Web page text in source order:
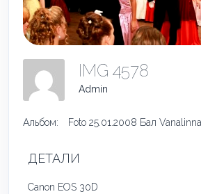
IMG 4578
Admin
Альбом: Foto 25.01.2008 Бал
ДЕТАЛИ
Canon EOS 30D